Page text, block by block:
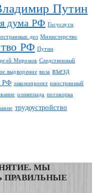
Путин
дума РФ Госуслуги
дел Министерство
РФ Путин
Миронов Следственный
выдворение виза въезд
РФ законопроект иностранный
олимпиада поговорка
трудоустройство
МЫ
ПРАВИЛЬНЫЕ